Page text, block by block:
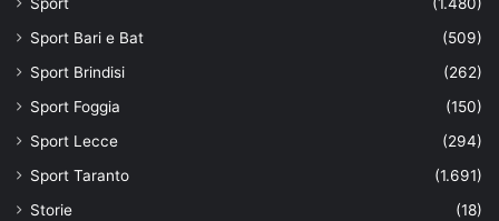
Sport
(1.480)
Sport Bari e Bat
(509)
Sport Brindisi
(262)
Sport Foggia
(150)
Sport Lecce
(294)
Sport Taranto
(1.691)
Storie
(18)